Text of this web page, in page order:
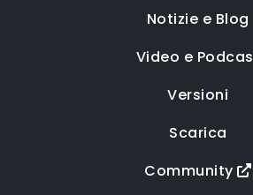
Notizie e Blog
Video e
Versioni
Scarica
Community